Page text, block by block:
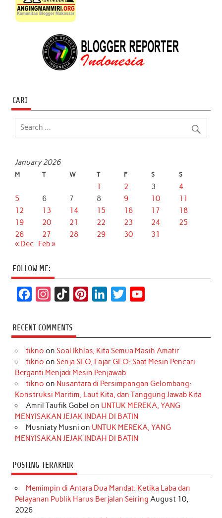
CARI
January 2026
M T W T F S S
1 2 3
4
5
6 7 8 9 10
11
12
13 14 15 16 17
18
19
20 21 22 23 24
25
26
27 28 29 30
31
« Dec
Feb »
FOLLOW ME:
c
e
b
o
k
s
t
a
r
a
m
k
T
o
k
t
e
r
e
s
t
k
e
d
I
n
t
t
r
T
u
e
RECENT COMMENTS
tikno on Soal Ikhlas, Kita Semua Masih Amatir
tikno on Senja SEO, Fajar GEO: Saat Mesin Pencari
Berganti Menjadi Mesin Penjawab
tikno on Nusantara di Persimpangan Gelombang:
Konstruksi Maritim, Laut Kita, dan Tanggung Jawab Kita
Amril Taufik Gobel on UNTUK MEREKA, YANG
MENYISAKAN JEJAK INDAH DI BATIN
Musniaty Musni on UNTUK MEREKA, YANG
MENYISAKAN JEJAK INDAH DI BATIN
POSTING TERAKHIR
Memimpin di Antara Dua Mandat: Ketika Laba dan
Pelayanan Publik Harus Berjalan Seiring August 10,
2026